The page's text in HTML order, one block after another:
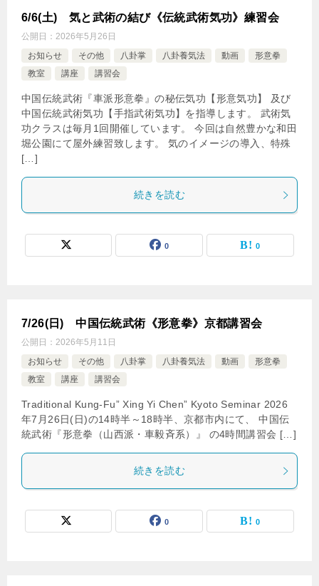
6/6(土) 気と武術の結び《伝統武術気功》練習会
公開日： 2026年5月26日
お知らせ
その他 八卦掌 八卦養気法 動画
形意拳
教室
講座 講習会
中国伝統武術『車派形意拳』の秘伝気功【形意気功】 及び
中国伝統武術気功【手指武術気功】を指導します。 武術気
功クラスは毎月1回開催しています。 今回は自然豊かな和田
堀公園にて屋外練習致します。 気のイメージの導入、特殊
[…]
続きを読む
0 0
7/26(日) 中国伝統武術《形意拳》京都講習会
公開日： 2026年5月11日
お知らせ
その他 八卦掌 八卦養気法 動画
形意拳
教室
講座 講習会
Traditional Kung-Fu” Xing Yi Chen” Kyoto Seminar 2026
年7月26日(日)の14時半～18時半、京都市内にて、 中国伝
統武術『形意拳（山西派・車毅斉系）』 の4時間講習会 […]
続きを読む
0 0